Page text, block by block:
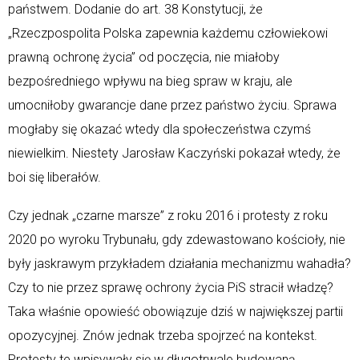
państwem. Dodanie do art. 38 Konstytucji, że
„Rzeczpospolita Polska zapewnia każdemu człowiekowi
prawną ochronę życia” od poczęcia, nie miałoby
bezpośredniego wpływu na bieg spraw w kraju, ale
umocniłoby gwarancje dane przez państwo życiu. Sprawa
mogłaby się okazać wtedy dla społeczeństwa czymś
niewielkim. Niestety Jarosław Kaczyński pokazał wtedy, że
boi się liberałów.
Czy jednak „czarne marsze” z roku 2016 i protesty z roku
2020 po wyroku Trybunału, gdy zdewastowano kościoły, nie
były jaskrawym przykładem działania mechanizmu wahadła?
Czy to nie przez sprawę ochrony życia PiS stracił władzę?
Taka właśnie opowieść obowiązuje dziś w największej partii
opozycyjnej. Znów jednak trzeba spojrzeć na kontekst.